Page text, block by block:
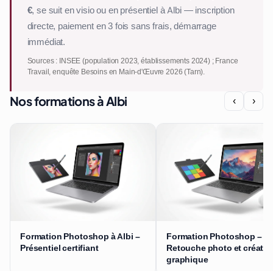
€, se suit en visio ou en présentiel à Albi — inscription
directe, paiement en 3 fois sans frais, démarrage
immédiat.
Sources : INSEE (population 2023, établissements 2024) ; France
Travail, enquête Besoins en Main-d'Œuvre 2026 (Tarn).
Nos formations à Albi ‹ ›
Formation Photoshop à Albi –
Présentiel certifiant
Formation Photoshop –
Retouche photo et
graphique